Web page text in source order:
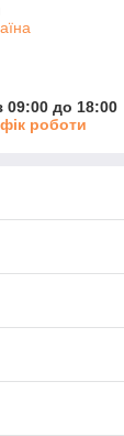
09:00 до 18:00
роботи